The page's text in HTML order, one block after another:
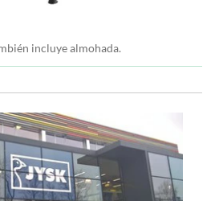
incluye almohada.